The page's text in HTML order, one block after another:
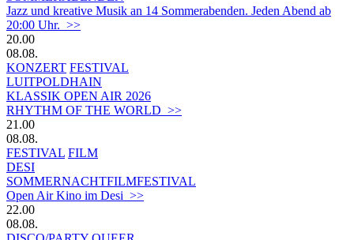
Jazz und kreative Musik an 14 Sommerabenden. Jeden Abend ab
20:00 Uhr. >>
20.00
08.08.
KONZERT FESTIVAL
LUITPOLDHAIN
KLASSIK OPEN AIR 2026
RHYTHM OF THE WORLD >>
21.00
08.08.
FESTIVAL FILM
DESI
SOMMERNACHTFILMFESTIVAL
Open Air Kino im Desi >>
22.00
08.08.